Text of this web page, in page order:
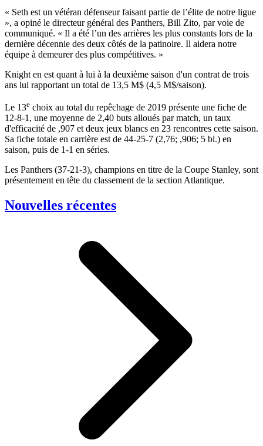
« Seth est un vétéran défenseur faisant partie de l’élite de notre ligue
», a opiné le directeur général des Panthers, Bill Zito, par voie de
communiqué. « Il a été l’un des arrières les plus constants lors de la
dernière décennie des deux côtés de la patinoire. Il aidera notre
équipe à demeurer des plus compétitives. »
Knight en est quant à lui à la deuxième saison d'un contrat de trois
ans lui rapportant un total de 13,5 M$ (4,5 M$/saison).
Le 13e choix au total du repêchage de 2019 présente une fiche de
12-8-1, une moyenne de 2,40 buts alloués par match, un taux
d'efficacité de ,907 et deux jeux blancs en 23 rencontres cette saison.
Sa fiche totale en carrière est de 44-25-7 (2,76; ,906; 5 bl.) en
saison, puis de 1-1 en séries.
Les Panthers (37-21-3), champions en titre de la Coupe Stanley, sont
présentement en tête du classement de la section Atlantique.
Nouvelles récentes